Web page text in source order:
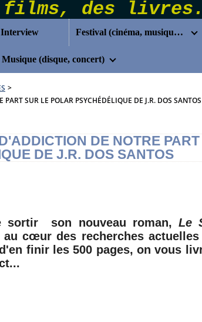
Interview Festival (cinéma, musique...)
Musique (disque, concert)
>
SUR LE POLAR PSYCHÉDÉLIQUE DE J.R. DOS SANTOS
DE NOTRE
DE J.R. DOS SANTOS
sortir son nouveau roman, Le
cœur des recherches
finir les 500 pages, on vous